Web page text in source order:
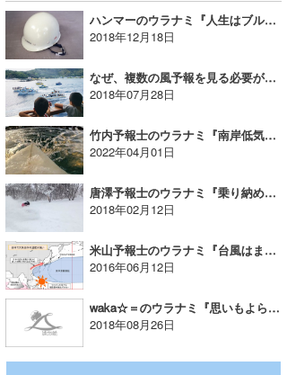
ハンマーのウラナミ『人生はブルースだから』
2018年12月18日
なぜ、複数の風予報を見る必要があるのか｜MINのウラナミVol.320
2018年07月28日
竹内予報士のウラナミ『南岸低気圧スウェル』
2022年04月01日
唐澤予報士のウラナミ『乗り納め・乗り始め』
2018年02月12日
米山予報士のウラナミ『台風はまだ諦めずに！』
2016年06月12日
waka☆＝のウラナミ『思いもよらないところの怪我』
2018年08月26日